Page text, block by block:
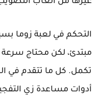
التحكم في لعبة زوما
مبتدئ، لكن محتاج
تكمل. كل ما تتقدم في
أدوات مساعدة زي